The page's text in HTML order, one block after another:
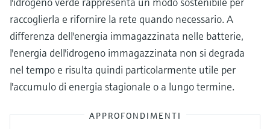
raccoglierla e rifornire la rete quando necessario. A
differenza dell'energia immagazzinata nelle batterie,
l'energia dell'idrogeno immagazzinata non si degrada
nel tempo e risulta quindi particolarmente utile per
l'accumulo di energia stagionale o a lungo termine.
APPROFONDIMENTI